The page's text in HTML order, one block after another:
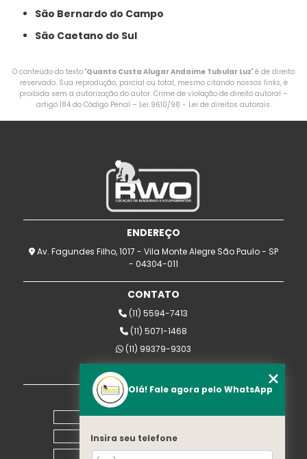
São Bernardo do Campo
São Caetano do Sul
O conteúdo do texto "Quanto Custa Alugar Andaime Tubular Luz" é de direito
reservado. Sua reprodução, parcial ou total, mesmo citando nossos links, é
proibida sem a autorização do autor. Crime de violação de direito autoral –
artigo 184 do Código Penal – Lei 9610/98 - Lei de direitos autorais.
ENDEREÇO
Av. Fagundes Filho, 1017 - Vila Monte Alegre São Paulo - SP
- 04304-011
CONTATO
(11) 5594-7413
(11) 5071-1468
(11) 99379-9303
rwomaquinas@uol.com.br
Home
Empresa
Olá! Fale agora pelo WhatsApp
Insira seu telefone